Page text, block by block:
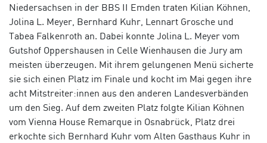
Niedersachsen in der BBS II Emden traten Kilian Köhnen,
Jolina L. Meyer, Bernhard Kuhr, Lennart Grosche und
Tabea Falkenroth an. Dabei konnte Jolina L. Meyer vom
Gutshof Oppershausen in Celle Wienhausen die Jury am
meisten überzeugen. Mit ihrem gelungenen Menü sicherte
sie sich einen Platz im Finale und kocht im Mai gegen ihre
acht Mitstreiter:innen aus den anderen Landesverbänden
um den Sieg. Auf dem zweiten Platz folgte Kilian Köhnen
vom Vienna House Remarque in Osnabrück, Platz drei
erkochte sich Bernhard Kuhr vom Alten Gasthaus Kuhr in